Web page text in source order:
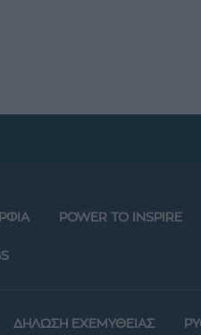
POWER TO INSPIRE
ΔΗΛΩΣΗ ΕΧΕΜΥΘΕΙΑΣ